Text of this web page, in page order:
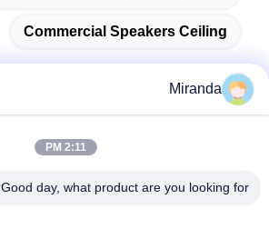
Commercial Speakers Ceiling
آدرس
Miranda
2:11 PM
Good day, what product are you looking for?